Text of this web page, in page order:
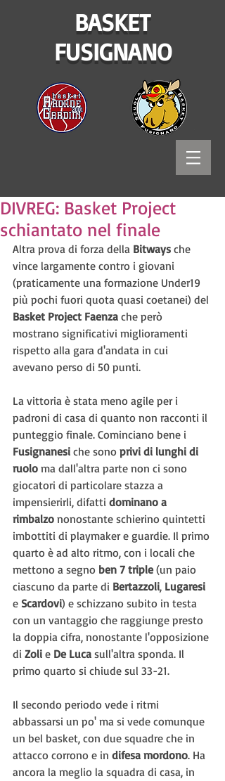
BASKET
FUSIGNANO
DIVREG: Basket Project
schiantato nel finale
Altra prova di forza della Bitways che
vince largamente contro i giovani
(praticamente una formazione Under19
più pochi fuori quota quasi coetanei) del
Basket Project Faenza che però
mostrano significativi miglioramenti
rispetto alla gara d'andata in cui
avevano perso di 50 punti.
La vittoria è stata meno agile per i
padroni di casa di quanto non racconti il
punteggio finale. Cominciano bene i
Fusignanesi che sono privi di lunghi di
ruolo ma dall'altra parte non ci sono
giocatori di particolare stazza a
impensierirli, difatti dominano a
rimbalzo nonostante schierino quintetti
imbottiti di playmaker e guardie. Il primo
quarto è ad alto ritmo, con i locali che
mettono a segno ben 7 triple (un paio
ciascuno da parte di Bertazzoli, Lugaresi
e Scardovi) e schizzano subito in testa
con un vantaggio che raggiunge presto
la doppia cifra, nonostante l'opposizione
di Zoli e De Luca sull'altra sponda. Il
primo quarto si chiude sul 33-21.
Il secondo periodo vede i ritmi
abbassarsi un po' ma si vede comunque
un bel basket, con due squadre che in
attacco corrono e in difesa mordono. Ha
ancora la meglio la squadra di casa, in